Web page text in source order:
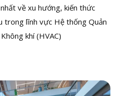
về xu hướng, kiến thức
trong lĩnh vực Hệ thống Quản
khí (HVAC)